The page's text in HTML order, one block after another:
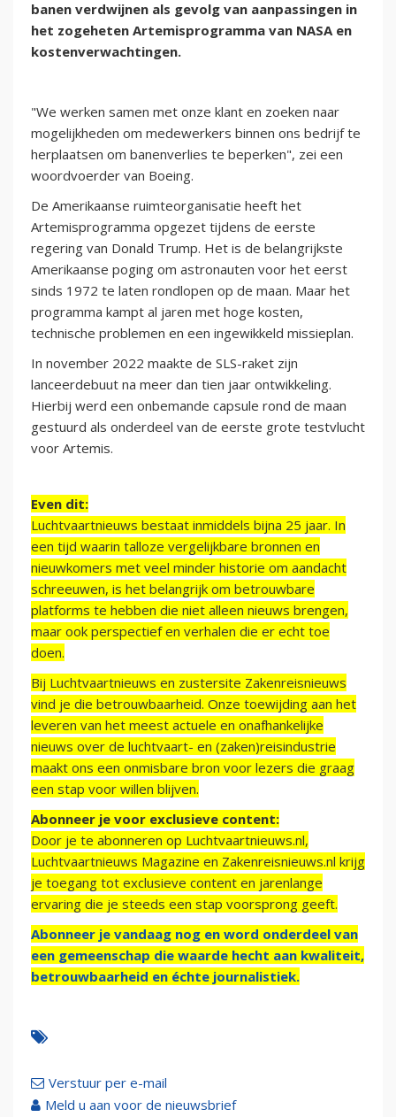
banen verdwijnen als gevolg van aanpassingen in
het zogeheten Artemisprogramma van NASA en
kostenverwachtingen.
"We werken samen met onze klant en zoeken naar
mogelijkheden om medewerkers binnen ons bedrijf te
herplaatsen om banenverlies te beperken", zei een
woordvoerder van Boeing.
De Amerikaanse ruimteorganisatie heeft het
Artemisprogramma opgezet tijdens de eerste
regering van Donald Trump. Het is de belangrijkste
Amerikaanse poging om astronauten voor het eerst
sinds 1972 te laten rondlopen op de maan. Maar het
programma kampt al jaren met hoge kosten,
technische problemen en een ingewikkeld missieplan.
In november 2022 maakte de SLS-raket zijn
lanceerdebuut na meer dan tien jaar ontwikkeling.
Hierbij werd een onbemande capsule rond de maan
gestuurd als onderdeel van de eerste grote testvlucht
voor Artemis.
Even dit:
Luchtvaartnieuws bestaat inmiddels bijna 25 jaar. In
een tijd waarin talloze vergelijkbare bronnen en
nieuwkomers met veel minder historie om aandacht
schreeuwen, is het belangrijk om betrouwbare
platforms te hebben die niet alleen nieuws brengen,
maar ook perspectief en verhalen die er echt toe
doen.
Bij Luchtvaartnieuws en zustersite Zakenreisnieuws
vind je die betrouwbaarheid. Onze toewijding aan het
leveren van het meest actuele en onafhankelijke
nieuws over de luchtvaart- en (zaken)reisindustrie
maakt ons een onmisbare bron voor lezers die graag
een stap voor willen blijven.
Abonneer je voor exclusieve content:
Door je te abonneren op Luchtvaartnieuws.nl,
Luchtvaartnieuws Magazine en Zakenreisnieuws.nl krijg
je toegang tot exclusieve content en jarenlange
ervaring die je steeds een stap voorsprong geeft.
Abonneer je vandaag nog en word onderdeel van
een gemeenschap die waarde hecht aan kwaliteit,
betrouwbaarheid en échte journalistiek.
Verstuur per e-mail
Meld u aan voor de nieuwsbrief